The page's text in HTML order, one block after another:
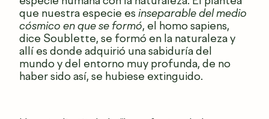
que nuestra especie esinseparable del medio
cósmico en que se formó, el homo sapiens,
dice Soublette, se formó en la naturaleza y
allí es donde adquirió una sabiduría del
mundo y del entorno muy profunda, de no
haber sido así, se hubiese extinguido.